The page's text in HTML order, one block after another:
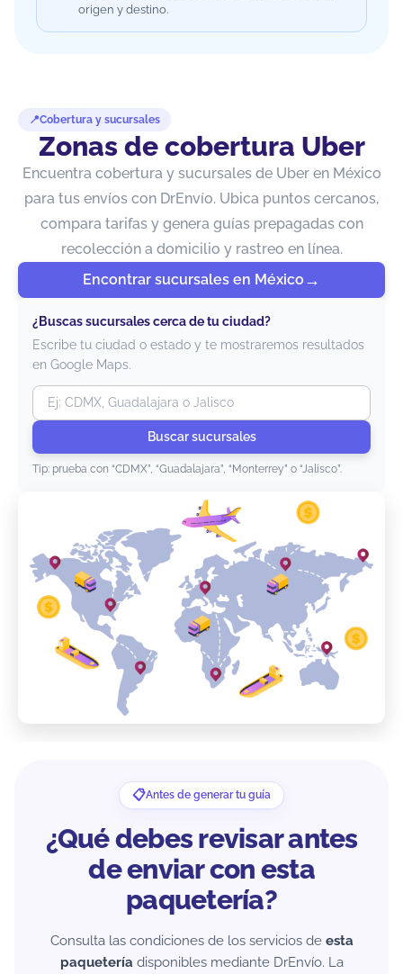
origen y destino.
Cobertura y sucursales
Zonas de cobertura Uber
Encuentra cobertura y sucursales de Uber en México
para tus envíos con DrEnvío. Ubica puntos cercanos,
compara tarifas y genera guías prepagadas con
recolección a domicilio y rastreo en línea.
Encontrar sucursales en México
¿Buscas sucursales cerca de tu ciudad?
Escribe tu ciudad o estado y te mostraremos resultados
en Google Maps.
Buscar sucursales
Tip: prueba con “CDMX”, “Guadalajara”, “Monterrey” o “Jalisco”.
Antes de generar tu guía
¿Qué debes revisar antes
de enviar con esta
paquetería?
Consulta las condiciones de los servicios de esta
paquetería disponibles mediante DrEnvío. La